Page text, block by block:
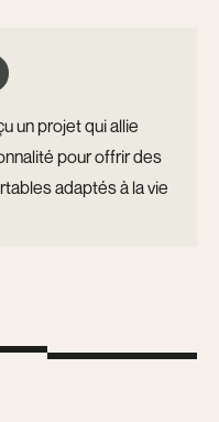
un projet qui allie
pour offrir des
adaptés à la vie